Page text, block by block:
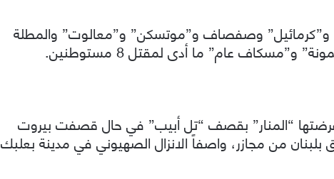
وصفصاف و”موتسكن” و”معالوت” والمطلة
عام” ما أدى لمقتل 8 مستوطنين.
عرضتها “المنار” بقصف “تل أبيب” في حال قصفت بيروت
من مجازر، واصفاً الانزال الصهيوني في مدينة بعلبك